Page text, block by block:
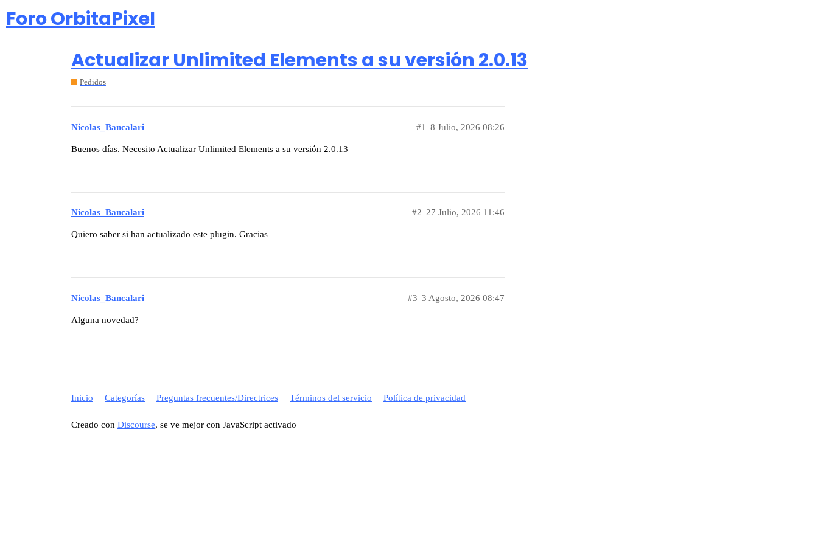
Foro OrbitaPixel
Actualizar Unlimited Elements a su versión 2.0.13
Pedidos
Nicolas_Bancalari 8 Julio, 2026 08:26
#1
Buenos días. Necesito Actualizar Unlimited Elements a su versión 2.0.13
Nicolas_Bancalari 27 Julio, 2026 11:46
#2
Quiero saber si han actualizado este plugin. Gracias
Nicolas_Bancalari 3 Agosto, 2026 08:47
#3
Alguna novedad?
Inicio Categorías Preguntas frecuentes/Directrices Términos del servicio Política de privacidad
Creado con Discourse, se ve mejor con JavaScript activado